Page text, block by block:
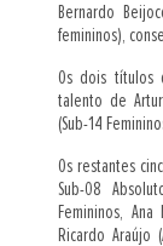
Bernardo
femininos),
Os dois títulos
talento de
(Sub-14
Os restantes
Sub-08
Femininos, Ana
Ricardo Araújo